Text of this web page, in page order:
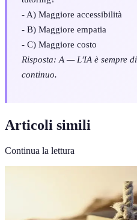
- A) Maggiore accessibilità
- B) Maggiore empatia
- C) Maggiore costo
Risposta: A — L'IA è sempre
continuo.
Articoli simili
Continua la lettura